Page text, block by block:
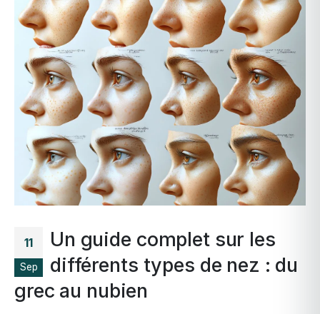
11
Sep
Un guide complet sur les
différents types de nez : du
grec au nubien